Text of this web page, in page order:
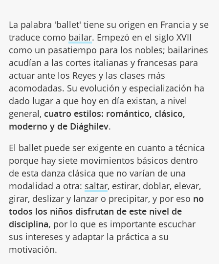
La palabra 'ballet' tiene su origen en Francia y se
traduce como bailar. Empezó en el siglo XVII
como un pasatiempo para los nobles; bailarines
acudían a las cortes italianas y francesas para
actuar ante los Reyes y las clases más
acomodadas. Su evolución y especialización ha
dado lugar a que hoy en día existan, a nivel
general, cuatro estilos: romántico, clásico,
moderno y de Diághilev.
El ballet puede ser exigente en cuanto a técnica
porque hay siete movimientos básicos dentro
de esta danza clásica que no varían de una
modalidad a otra: saltar, estirar, doblar, elevar,
girar, deslizar y lanzar o precipitar, y por eso no
todos los niños disfrutan de este nivel de
disciplina, por lo que es importante escuchar
sus intereses y adaptar la práctica a su
motivación.